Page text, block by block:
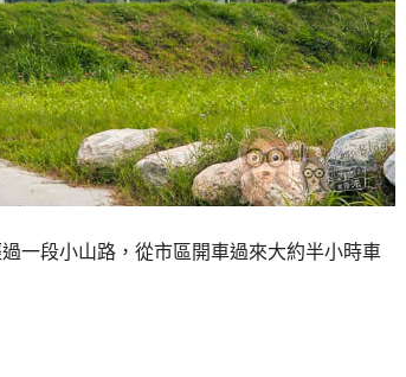
一段小山路，從市區開車過來大約半小時車